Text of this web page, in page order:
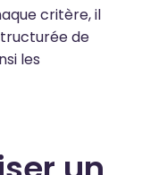
critère, il
de
les